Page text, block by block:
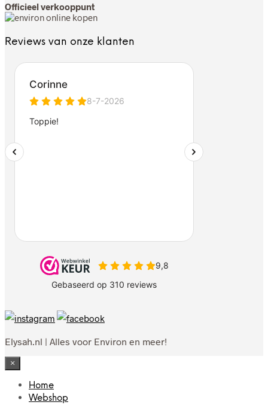
Officieel verkooppunt
Reviews van onze klanten
Elysah.nl | Alles voor Environ en meer!
×
Home
Webshop